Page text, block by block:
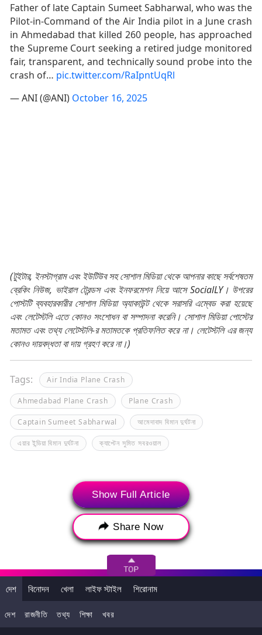
Father of late Captain Sumeet Sabharwal, who was the
Pilot-in-Command of the Air India pilot in a June crash
in Ahmedabad that killed 260 people, has approached
the Supreme Court seeking a retired judge monitored
fair, transparent, and technically sound probe into the
crash of… pic.twitter.com/RaIpntUqRl
— ANI (@ANI) October 16, 2025
(টুইটার, ইনস্টাগ্রাম এবং ইউটিউব সহ সোশাল মিডিয়া থেকে আপনার কাছে সর্বশেষতম
ব্রেকিং নিউজ, ভাইরাল ট্রেন্ডস এবং ইনফরমেশন নিয়ে আসে SocialLY। উপরের
পোস্টটি ব্যবহারকারীর সোশাল মিডিয়া অ্যাকাউন্ট থেকে সরাসরি এম্বেড করা হয়েছে
এবং লেটেস্টলি এতে কোনও সংশোধন বা সম্পাদনা করেনি। সোশাল মিডিয়া পোস্টের
মতামত এবং তথ্য লেটেস্টলি-র মতামতকে প্রতিফলিত করে না। লেটেস্টলি এর জন্য
কোনও দায়বদ্ধতা বা দায় গ্রহণ করে না।)
Tags: Air India Plane Crash
Ahmedabad Plane Crash Plane Crash
Captain Sumeet Sabharwal আমেদাবাদ বিমান দুর্ঘটনা
এয়ার ইন্ডিয়া বিমান দুর্ঘটনা ক্যাপ্টেন সুমিত সবরওয়াল
>
Show Full Article
Share Now
দেশ বিনোদন খেলা লাইফ স্টাইল শিরোনাম
দেশ রাজনীতি তথ্য শিক্ষা খবর